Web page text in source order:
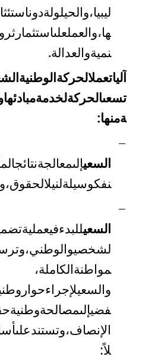
ليبيا،والحيلولةدون
ها،والعملعلىاستثمار
نميةوالعدالة.
آلياتعملالحركةالوطنية
تسعىالحركةلخدمةمبادئها
ةمنها:
–
السعيإلىمعالجةنتائج
نفكوسيلةلنيلالحقوق،
–
السعيللبدءفيعملية
لشخصيوالوطني،
مواطنةالكاملة،
والسعيلإجراءحوار
فضيإلىمصالحةوطنية
الإنصاف،وتستندعلى
لاً: